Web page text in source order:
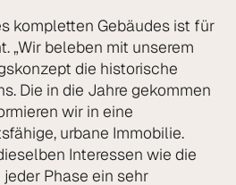
kompletten Gebäudes ist für
„Wir beleben mit unserem
die historische
Die in die Jahre gekommen
wir in eine
urbane Immobilie.
Interessen wie die
Phase ein sehr